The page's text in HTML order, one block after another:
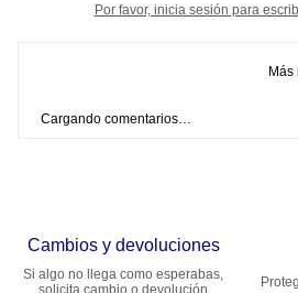
Por favor, inicia sesión para
Más
Cargando comentarios…
Cambios y devoluciones
Si algo no llega como esperabas,
solicita cambio o devolución